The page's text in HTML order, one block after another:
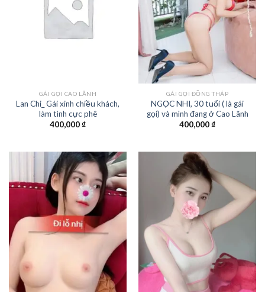
GÁI GỌI CAO LÃNH
Lan Chi_ Gái xinh chiều khách,
làm tình cực phê
400,000₫
GÁI GỌI ĐỒNG THÁP
NGỌC NHI, 30 tuổi ( là gái
gọi) và mình đang ở Cao Lãnh
400,000₫